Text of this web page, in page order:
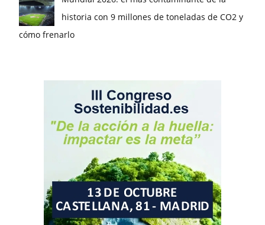
historia con 9 millones de toneladas de CO2 y
cómo frenarlo